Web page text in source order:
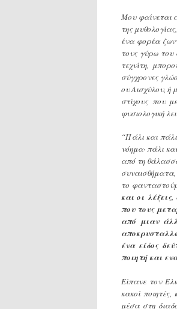
Μου φαίνεται
της
ένα φορέα
τους γύρω του
τεχνίτη,
σύγχρονες
ου Αισχύλου, ή
στίχους που
φυσιολογική
“Πάλι και
νόημα· πάλι
από τη
συναισθήματα,
το
και οι
που τους
από μιαν
ένα είδος
ποιητή και
Είπανε τον
κακοί
μέσα στη